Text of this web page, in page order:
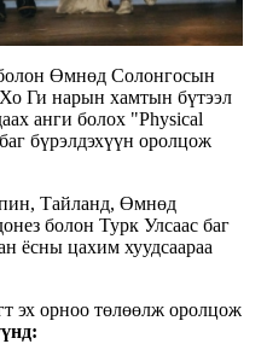
Өмнөд Солонгосын
Ги нарын хамтын бүтээл
анги болох "Physical
бүрэлдэхүүн оролцож
Тайланд, Өмнөд
болон Турк Улсаас баг
ёсны цахим хуудсаараа
эх орноо төлөөлж оролцож